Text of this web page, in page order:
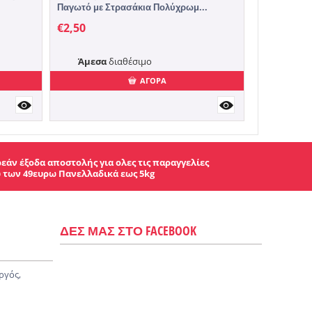
Παγωτό με Στρασάκια Πολύχρωμ...
€2,50
Άμεσαδιαθέσιμο
ΑΓΟΡΑ
έξοδα αποστολής για ολες τις παραγγελίες
49ευρω Πανελλαδικά εως 5kg
ΔΕΣ ΜΑΣ ΣΤΟ FACEBOOK